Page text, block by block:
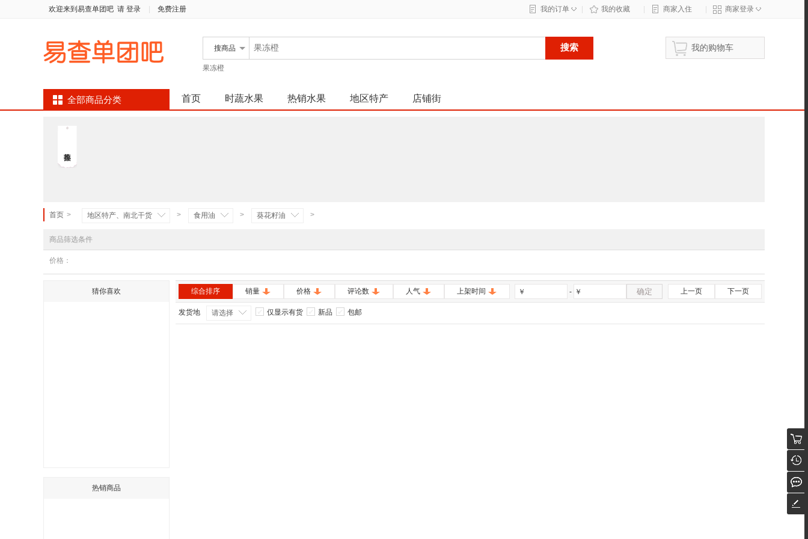
欢迎来到易查单团吧 请 登录 免费注册 我的订单 ◇ 我的收藏 商家入住 商家登录 ◇
搜商品 搜索
果冻橙
我的购物车
全部商品分类 首页 时蔬水果 热销水果 地区特产 店铺街
首页 > 地区特产、南北干货 > 食用油 > 葵花籽油 >
商品筛选条件
价格：
猜你喜欢
热销商品
综合排序 销量 价格 评论数 人气 上架时间 ￥ ￥
- 确定 上一页 下一页
发货地 请选择 仅显示有货 新品 包邮